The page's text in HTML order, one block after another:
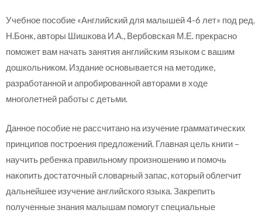
Учебное пособие «Английский для малышей 4-6 лет» под ред.
Н.Бонк, авторы Шишкова И.А., Вербовская М.Е. прекрасно
поможет вам начать занятия английским языком с вашим
дошкольником. Издание основывается на методике,
разработанной и апробированной авторами в ходе
многолетней работы с детьми.
Данное пособие не рассчитано на изучение грамматических
принципов построения предложений. Главная цель книги –
научить ребенка правильному произношению и помочь
накопить достаточный словарный запас, который облегчит
дальнейшее изучение английского языка. Закрепить
полученные знания малышам помогут специальные